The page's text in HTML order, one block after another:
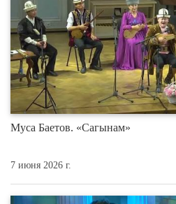
Муса Баетов. «Сагынам»
7 июня 2026 г.